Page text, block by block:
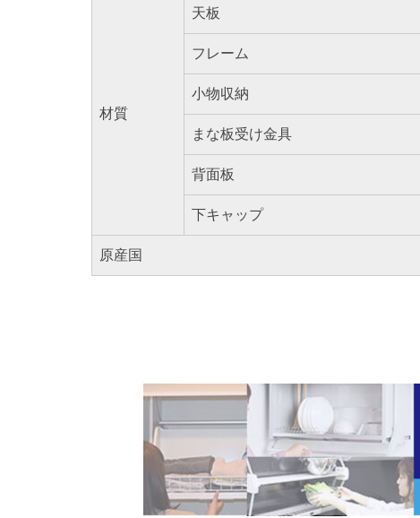
材質
天板
フレーム
小物収納
まな板受け金具
背面板
下キャップ
原産国